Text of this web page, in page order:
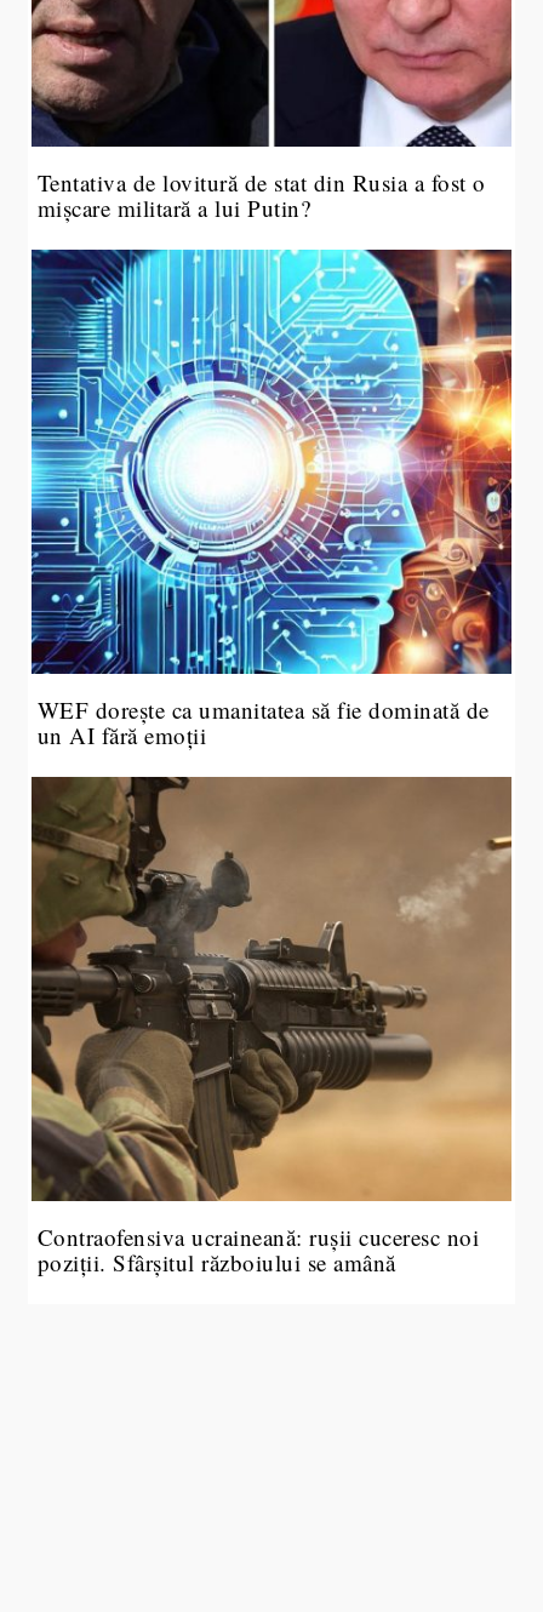
Tentativa de lovitură de stat din Rusia a fost o
mișcare militară a lui Putin?
WEF dorește ca umanitatea să fie dominată de
un AI fără emoții
Contraofensiva ucraineană: rușii cuceresc noi
poziții. Sfârșitul războiului se amână